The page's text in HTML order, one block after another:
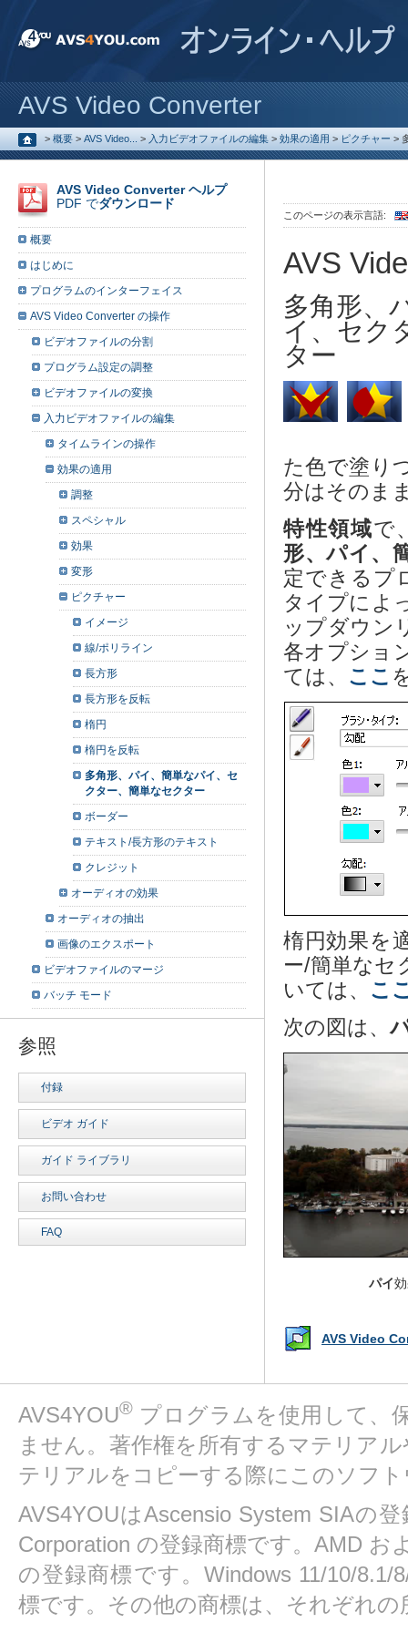
AVS Video Converter
> 概要 > AVS Video... > 入力ビデオファイルの編集 > 効果の適用 > ピクチャー >
このページの表示言語:
AVS
多角形、
イ、セク
ター
た色で塗り
分はそのま
特性領域で
形、パイ、
定できるプ
タイプによ
ップダウン
各オプショ
ては、 ここ
楕円効果を
ー/簡単なセ
いては、 こ
次の図は、
パイ
AVS Video
AVS Video Converter ヘルプ
PDF でダウンロード
概要
はじめに
プログラムのインターフェイス
AVS Video Converter の操作
ビデオファイルの分割
プログラム設定の調整
ビデオファイルの変換
入力ビデオファイルの編集
タイムラインの操作
効果の適用
調整
スペシャル
効果
変形
ピクチャー
イメージ
線/ポリライン
長方形
長方形を反転
楕円
楕円を反転
多角形、パイ、簡単なパイ、セ
クター、簡単なセクター
ボーダー
テキスト/長方形のテキスト
クレジット
オーディオの効果
オーディオの抽出
画像のエクスポート
ビデオファイルのマージ
バッチ モード
参照
付録
ビデオ ガイド
ガイド ライブラリ
お問い合わせ
FAQ
AVS4YOU® プログラムを使用して、
ません。著作権を所有するマテリア
テリアルをコピーする際にこのソフ
AVS4YOUはAscensio System SIAの
Corporation の登録商標です。AMD お
の登録商標です。Windows 11/10/8.1/
標です。その他の商標は、それぞれの